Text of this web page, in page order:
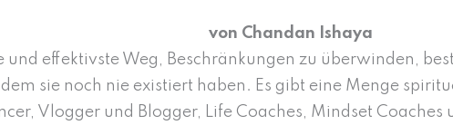
von Chandan Ishaya
und effektivste Weg, Beschränkungen zu überwinden,
sie noch nie existiert haben. Es gibt eine Menge
Vlogger und Blogger, Life Coaches, Mindset Coaches